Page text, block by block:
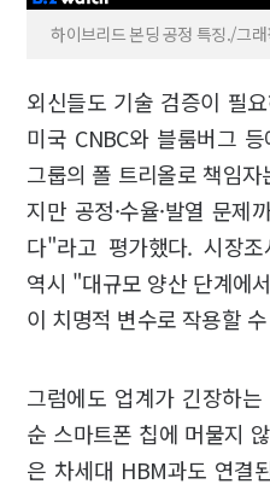
하이브리드 본딩 공정 특징./그
외신들도 기술 검증이 필
미국 CNBC와 블룸버그
그룹의 폴 트리올로 책임
지만 공정·수율·발열 문제
다"라고 평가했다. 시장조
역시 "대규모 양산 단계에
이 치명적 변수로 작용할
그럼에도 업계가 긴장하
순 스마트폰 칩에 머물지
은 차세대 HBM과도 연결